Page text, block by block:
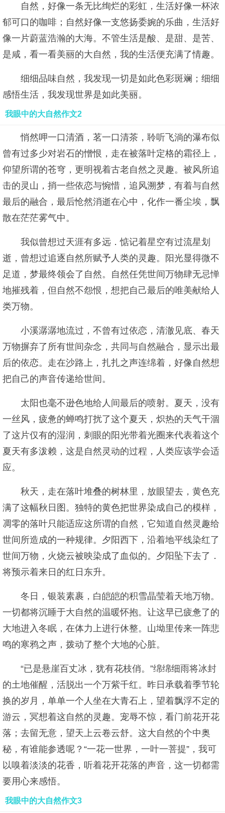
自然，好像一条无比绚烂的彩虹，生活好像一杯浓
郁可口的咖啡；自然好像一支悠扬委婉的乐曲，生活好
像一片蔚蓝浩瀚的大海。不管生活是酸、是甜、是苦、
是咸，看一看美丽的大自然，我的生活便充满了情趣。
细细品味自然，我发现一切是如此色彩斑斓；细细
感悟生活，我发现世界是如此美丽。
我眼中的大自然作文2
悄然呷一口清酒，茗一口清茶，聆听飞淌的瀑布似
曾有过多少对岩石的憎恨，走在被落叶定格的霜径上，
仰望所谓的苍穹，更明视着古老自然之灵趣。被风所追
击的灵山，捎一些依恋与惋惜，追风溯梦，有着与自然
最后的融合，最后怆然消逝在心中，化作一番尘埃，飘
散在茫茫雾气中。
我似曾想过天涯有多远．惦记着星空有过流星划
逝，曾想过追逐自然所赋予人类的灵趣。阳光显得微不
足道，梦最终领会了自然。自然任凭世间万物肆无忌惮
地摧残着，但自然不怨恨，想把自己最后的唯美献给人
类万物。
小溪潺潺地流过，不曾有过依恋，清澈见底、春天
万物摒弃了所有世间杂念，共同与自然融合，显示出最
后的依恋。走在沙路上，扎扎之声连绵着，好像自然想
把自己的声音传递给世间。
太阳也毫不逊色地给人间最后的喷射。夏天，没有
一丝风，疲惫的蝉鸣打扰了这个夏天，炽热的天气干涸
了这片仅有的湿润，刺眼的阳光带着光圈来代表着这个
夏天有多泼赖，这是自然灵动的过程，人类应该学会适
应。
秋天，走在落叶堆叠的树林里，放眼望去，黄色充
满了这幅秋日图。独特的黄色把世界染成自己的模样，
凋零的落叶只能适应这所谓的自然，它知道自然灵趣给
世间所造成的一种规律。夕阳西下，沿着地平线染红了
世间万物，火烧云被映染成了血似的。夕阳坠下去了．
将预示着来日的红日东升。
冬日，银装素裹，白皑皑的积雪晶莹着天地万物。
一切都将沉睡于大自然的温暖怀抱。让这早已疲惫了的
大地进入冬眠，在体力上进行休整。山坳里传来一阵悲
鸣的寒鸦之声，拨动了整个大地的心脏。
“已是悬崖百丈冰，犹有花枝俏。”绵绵细雨将冰封
的土地催醒，活脱出一个万紫千红。昨日承载着季节轮
换的岁月，单单一个人坐在大青石上，望着飘浮不定的
游云，冥想着这自然的灵趣。宠辱不惊，看门前花开花
落；去留无意，望天上云卷云舒。这大自然的个中奥
秘，有谁能参透呢？“一花一世界，一叶一菩提”，我可
以嗅着淡淡的花香，听着花开花落的声音，这一切都需
要用心来感悟。
我眼中的大自然作文3